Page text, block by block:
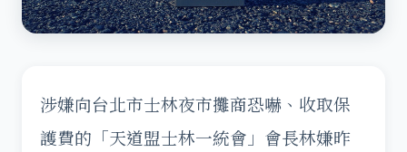
涉嫌向台北市士林夜市攤商恐嚇、收取保
護費的「天道盟士林一統會」會長林嫌昨